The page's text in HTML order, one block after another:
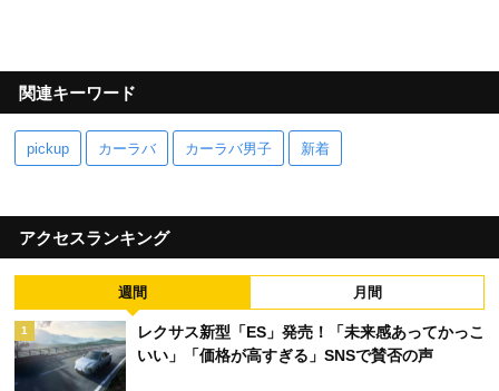
関連キーワード
pickup カーラバ カーラバ男子 新着
アクセスランキング
週間 月間
1
レクサス新型「ES」発売！「未来感あってかっこ
いい」「価格が高すぎる」SNSで賛否の声